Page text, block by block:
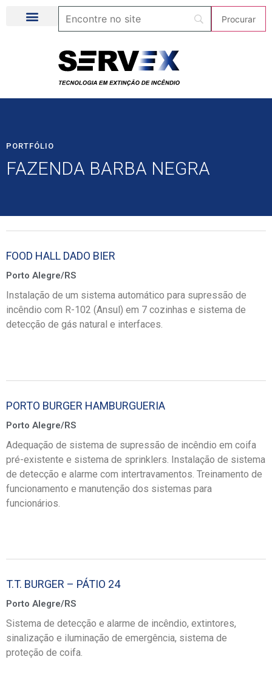
PORTFÓLIO
FAZENDA BARBA NEGRA
FOOD HALL DADO BIER
Porto Alegre/RS
Instalação de um sistema automático para supressão de
incêndio com R-102 (Ansul) em 7 cozinhas e sistema de
detecção de gás natural e interfaces.
PORTO BURGER HAMBURGUERIA
Porto Alegre/RS
Adequação de sistema de supressão de incêndio em coifa
pré-existente e sistema de sprinklers. Instalação de sistema
de detecção e alarme com intertravamentos. Treinamento de
funcionamento e manutenção dos sistemas para
funcionários.
T.T. BURGER – PÁTIO 24
Porto Alegre/RS
Sistema de detecção e alarme de incêndio, extintores,
sinalização e iluminação de emergência, sistema de
proteção de coifa.